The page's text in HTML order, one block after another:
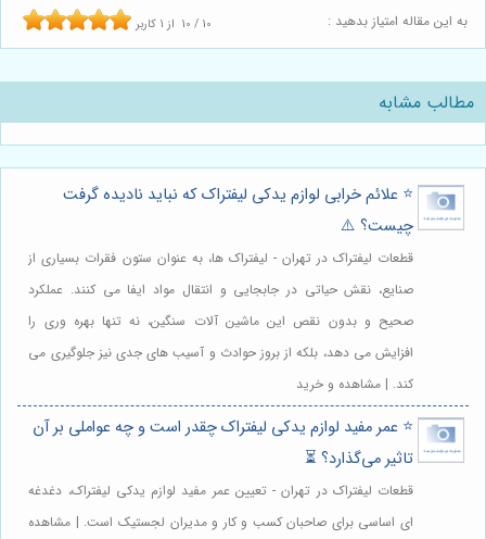
به این مقاله امتیاز بدهید : 10 / 10 از 1 کاربر
مطالب مشابه
⭐️ علائم خرابی لوازم یدکی لیفتراک که نباید نادیده گرفت
چیست؟ ⚠️
قطعات لیفتراک در تهران - لیفتراک ها، به عنوان ستون فقرات بسیاری از
صنایع، نقش حیاتی در جابجایی و انتقال مواد ایفا می کنند. عملکرد
صحیح و بدون نقص این ماشین آلات سنگین، نه تنها بهره وری را
افزایش می دهد، بلکه از بروز حوادث و آسیب های جدی نیز جلوگیری می
کند. | مشاهده و خرید
⭐️ عمر مفید لوازم یدکی لیفتراک چقدر است و چه عواملی بر آن
تاثیر می‌گذارد؟ ⏳
قطعات لیفتراک در تهران - تعیین عمر مفید لوازم یدکی لیفتراک، دغدغه
ای اساسی برای صاحبان کسب و کار و مدیران لجستیک است. | مشاهده